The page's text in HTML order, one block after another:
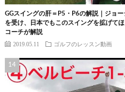
GGスイングの肝＝P5・P6の解説｜ジョ
を受け、日本でもこのスイングを拡げて
コーチが解説
2019.05.11 ゴルフのレッスン動画